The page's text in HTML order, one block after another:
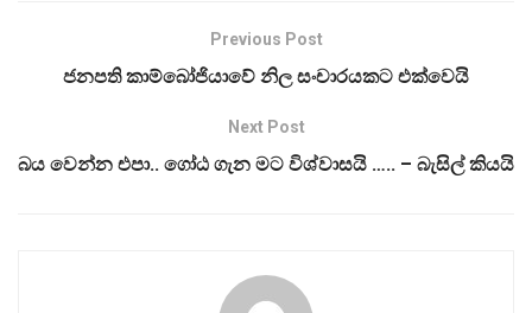
Previous Post
ජනපති කාම්බෝජියාවේ නිල සංචාරයකට එක්වෙයි
Next Post
බය වෙන්න එපා.. ගෝඨ ගැන මට විශ්වාසයි ….. – බැසිල් කියයි